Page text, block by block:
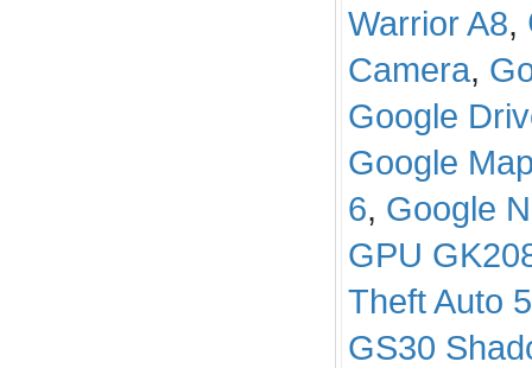
Warrior A8,
Camera,
Google
Google
6, Google
GPU
Theft Auto 5
GS30